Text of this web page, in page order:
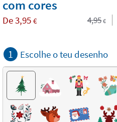
com cores
De3,95 € 4,95 €
1 Escolhe o teu desenho